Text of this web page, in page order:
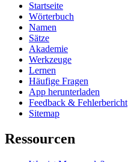
Startseite
Wörterbuch
Namen
Sätze
Akademie
Werkzeuge
Lernen
Häufige Fragen
App herunterladen
Feedback & Fehlerbericht
Sitemap
Ressourcen